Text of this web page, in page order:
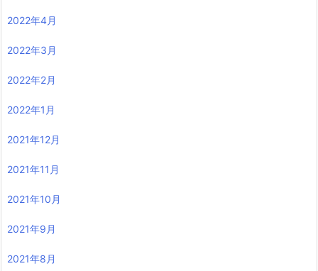
2022年4月
2022年3月
2022年2月
2022年1月
2021年12月
2021年11月
2021年10月
2021年9月
2021年8月